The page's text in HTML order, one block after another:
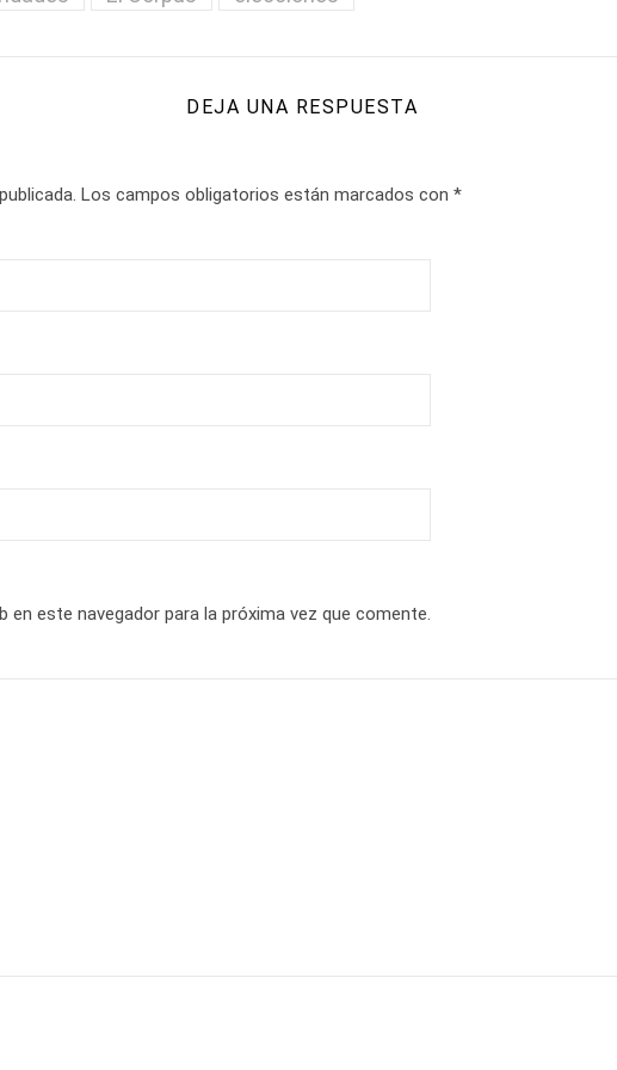
DEJA UNA RESPUESTA
Los campos obligatorios están marcados con *
este navegador para la próxima vez que comente.